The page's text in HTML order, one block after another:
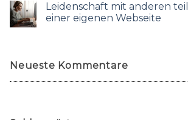
Leidenschaft mit anderen
einer eigenen Webseite
Neueste Kommentare